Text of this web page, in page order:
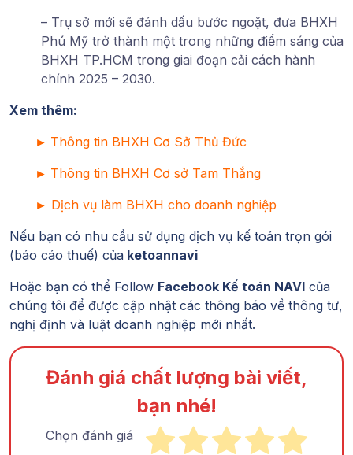
– Trụ sở mới sẽ đánh dấu bước ngoặt, đưa BHXH
Phú Mỹ trở thành một trong những điểm sáng của
BHXH TP.HCM trong giai đoạn cải cách hành
chính 2025 – 2030.
Xem thêm:
► Thông tin BHXH Cơ Sở Thủ Đức
► Thông tin BHXH Cơ sở Tam Thắng
► Dịch vụ làm BHXH cho doanh nghiệp
Nếu bạn có nhu cầu sử dụng dịch vụ kế toán trọn gói
(báo cáo thuế) của ketoannavi
Hoặc bạn có thể Follow Facebook Kế toán NAVI của
chúng tôi để được cập nhật các thông báo về thông tư,
nghị định và luật doanh nghiệp mới nhất.
Đánh giá chất lượng bài viết,
bạn nhé!
Chọn đánh giá